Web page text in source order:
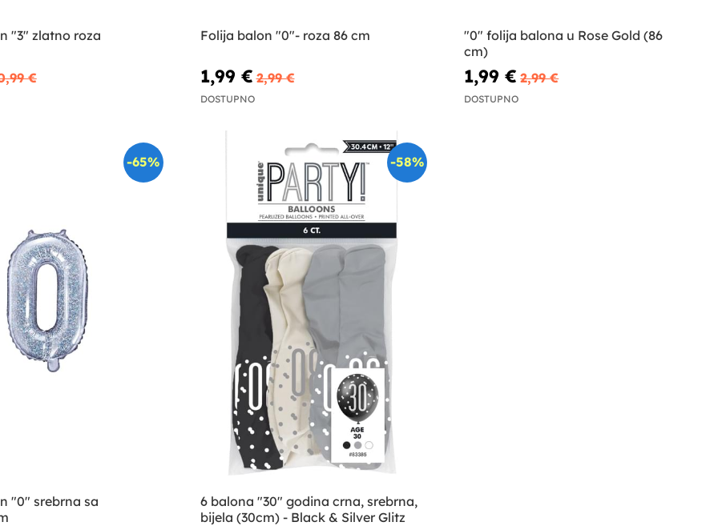
"3" zlatno roza
€
Folija balon "0"- roza 86 cm
1,99 € 2,99 €
DOSTUPNO
"0" folija balona u Rose Gold (86
cm)
1,99 € 2,99 €
DOSTUPNO
-65%
"0" srebrna sa
-58%
6 balona "30" godina crna, srebrna,
bijela (30cm) - Black & Silver Glitz